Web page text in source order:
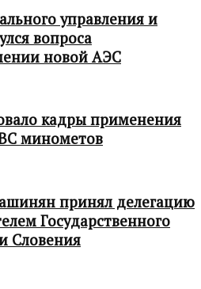
управления и
вопроса
новой АЭС
кадры применения
минометов
принял делегацию
Государственного
Словения